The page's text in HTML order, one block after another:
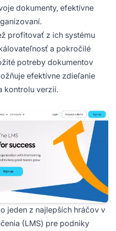
dokumenty, efektívne
profitovať z ich systému
a pokročilé
potreby dokumentov
efektívne zdieľanie
kontrolu verzií.
jeden z najlepších hráčov v
(LMS) pre podniky